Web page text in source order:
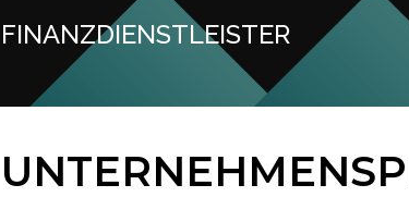
FINANZDIENSTLEISTER